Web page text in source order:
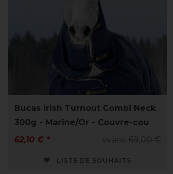
Bucas Irish Turnout Combi Neck
300g - Marine/Or - Couvre-cou
avant 69,00 €
62,10 € *
LISTE DE SOUHAITS